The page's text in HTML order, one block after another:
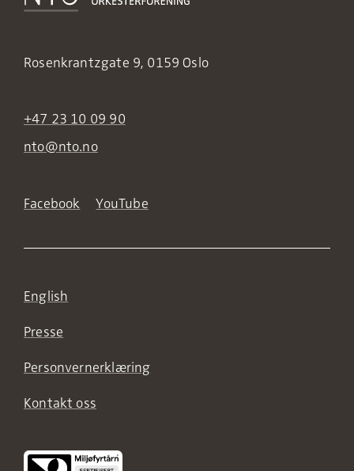
Rosenkrantzgate 9, 0159 Oslo
+47 23 10 09 90
nto@nto.no
Facebook YouTube
English
Presse
Personvernerklæring
Kontakt oss